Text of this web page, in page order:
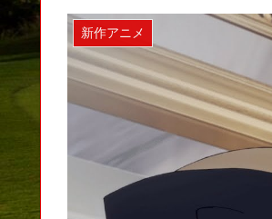
新作アニメ